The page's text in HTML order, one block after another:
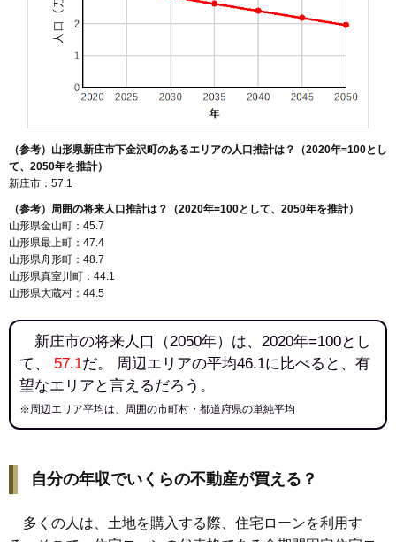
（参考）山形県新庄市下金沢町のあるエリアの人口推計は？（2020年=100とし
て、2050年を推計）
新庄市：57.1
（参考）周囲の将来人口推計は？（2020年=100として、2050年を推計）
山形県金山町：45.7
山形県最上町：47.4
山形県舟形町：48.7
山形県真室川町：44.1
山形県大蔵村：44.5
新庄市の将来人口（2050年）は、2020年=100とし
て、 57.1だ。 周辺エリアの平均46.1に比べると、有
望なエリアと言えるだろう。
※周辺エリア平均は、周囲の市町村・都道府県の単純平均
自分の年収でいくらの不動産が買える？
多くの人は、土地を購入する際、住宅ローンを利用す